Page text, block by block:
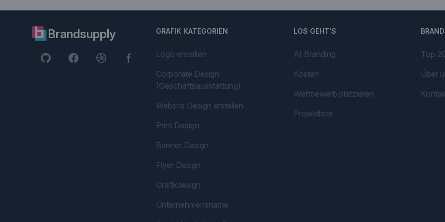
Brandsupply GRAFIK KATEGORIEN
Logo erstellen
Corporate Design
(Geschäftsausstattung)
Website Design erstellen
Print Design
Banner Design
Flyer Design
Grafikdesign
Unternehmensname
LOS GEHT'S
AI Branding
Kosten
Wettbewerb platzieren
Projektliste
Top
Über